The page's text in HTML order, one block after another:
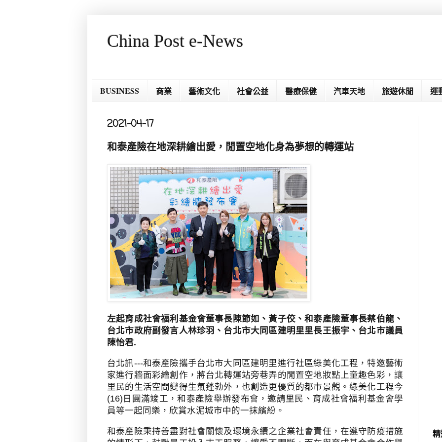
China Post e-News
BUSINESS 商業 藝術文化 社會公益 醫療保健 汽車天地 旅遊休閒 運
2021-04-17
和泰產險在地深耕繪出愛，閒置空地化身為夢想的轉運站
左起育成社會福利基金會董事長陳節如、黃子佼、和泰產險董事長蔡伯龍、
台北市政府副發言人林珍羽、台北市大同區建明里里長王振宇、台北市議員
陳怡君.
台北訊---和泰產險攜手台北市大同區建明里進行社區綠美化工程，特邀藝術
家進行牆面彩繪創作，將台北轉運站旁巷弄的閒置空地妝點上童趣色彩，讓
里民的生活空間變得生氣蓬勃外，也創造更優質的都市景觀。綠美化工程今
(16) 日圓滿竣工，和泰產險舉辦發布會，邀請里民、育成社會福利基金會學
員等一起同樂，欣賞水泥城市中的一抹繽紛。
和泰產險秉持善盡對社會關懷及環境永續之企業社會責任，在遵守防疫措施
精